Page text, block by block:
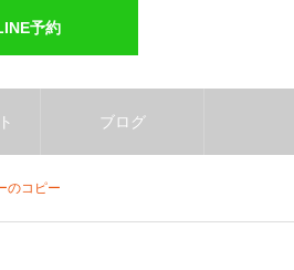
予約
ブログ
のコピー